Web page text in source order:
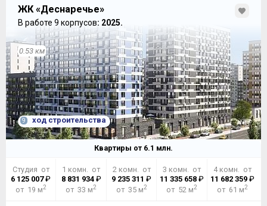
ЖК «Деснаречье»
В работе 9 корпусов: 2025.
0.53 км
9 ход строительства
Квартиры от 6.1 млн.
Студия от
6 125 007₽
от 19 м2
1 комн. от
8 831 934₽
от 33 м2
2 комн. от
9 235 311 ₽
от 35 м2
3 комн. от
11 335 658 ₽
от 52 м2
4 комн. от
11 682 359₽
от 61 м2